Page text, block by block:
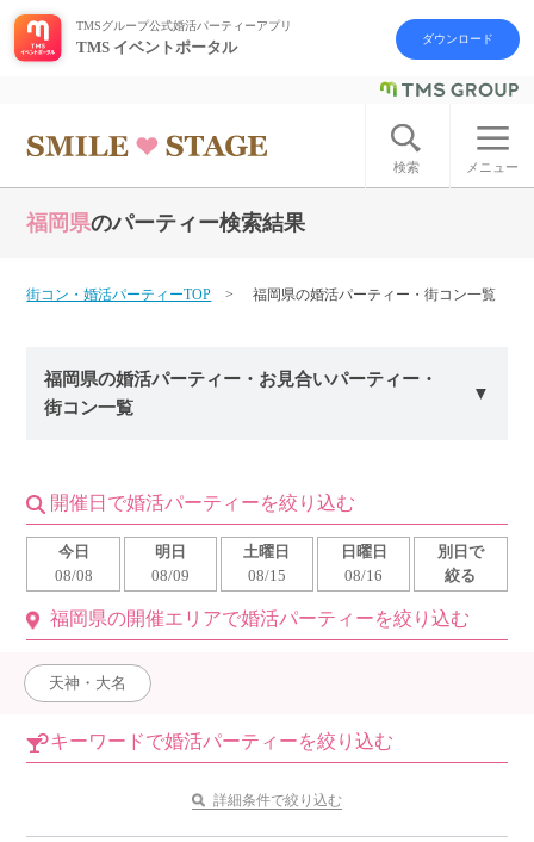
ログイン アカウント登録
はじめての方へ
今週の婚活パーティー
よくあるご質問
お問い合わせ
利用規約
個人情報保護方針launch
子どもの安全基準に関するポリシー
公式アカウントで最新情報を配信中！
TMSグループ公式婚活パーティーアプリ
TMS イベントポータル ダウンロード
検索 メニュー
福岡県のパーティー検索結果
街コン・婚活パーティーTOP 福岡県の婚活パーティー・街コン一覧
福岡県の婚活パーティー・お見合いパーティー・
街コン一覧
開催日で婚活パーティーを絞り込む
今日
08/08
明日
08/09
土曜日
08/15
日曜日
08/16
別日で
絞る
福岡県の開催エリアで婚活パーティーを絞り込む
天神・大名
キーワードで婚活パーティーを絞り込む
詳細条件で絞り込む